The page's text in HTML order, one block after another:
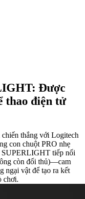
Được
thao điện tử
thắng với Logitech
con chuột PRO nhẹ
SUPERLIGHT tiếp nối
còn đối thủ)—cam
ngại vật để tạo ra kết
chơi.